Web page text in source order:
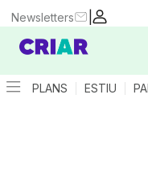
|
Newsletters
PLANS ESTIU